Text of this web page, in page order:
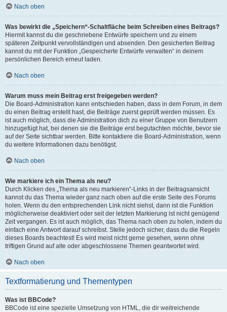
Nach oben
Was bewirkt die „Speichern“-Schaltfläche beim Schreiben eines Beitrags?
Hiermit kannst du die geschriebene Entwürfe speichern und zu einem
späteren Zeitpunkt vervollständigen und absenden. Den gesicherten Beitrag
kannst du mit der Funktion „Gespeicherte Entwürfe verwalten“ in deinem
persönlichen Bereich erneut laden.
Nach oben
Warum muss mein Beitrag erst freigegeben werden?
Die Board-Administration kann entschieden haben, dass in dem Forum, in dem
du einen Beitrag erstellt hast, die Beiträge zuerst geprüft werden müssen. Es
ist auch möglich, dass die Administration dich zu einer Gruppe von Benutzern
hinzugefügt hat, bei denen sie die Beiträge erst begutachten möchte, bevor sie
auf der Seite sichtbar werden. Bitte kontaktiere die Board-Administration, wenn
du weitere Informationen dazu benötigst.
Nach oben
Wie markiere ich ein Thema als neu?
Durch Klicken des „Thema als neu markieren“-Links in der Beitragsansicht
kannst du das Thema wieder ganz nach oben auf die erste Seite des Forums
holen. Wenn du den entsprechenden Link nicht siehst, dann ist die Funktion
möglicherweise deaktiviert oder seit der letzten Markierung ist nicht genügend
Zeit vergangen. Es ist auch möglich, das Thema nach oben zu holen, indem du
einfach eine Antwort darauf schreibst. Stelle jedoch sicher, dass du die Regeln
dieses Boards beachtest! Es wird meist nicht gerne gesehen, wenn ohne
triftigen Grund auf alte oder abgeschlossene Themen geantwortet wird.
Nach oben
Textformatierung und Thementypen
Was ist BBCode?
BBCode ist eine spezielle Umsetzung von HTML, die dir weitreichende